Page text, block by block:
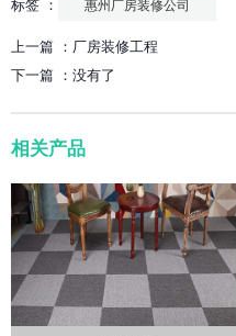
标签 ： 惠州厂房装修公司
上一篇 ： 厂房装修工程
下一篇 ： 没有了
相关产品